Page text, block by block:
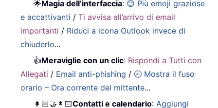
🌟Magia dell’interfaccia: 😊 Più emoji graziose
e accattivanti /Ti avvisa all’arrivo di email
importanti / Riduci a icona Outlook invece di
chiuderlo...
👍Meraviglie con un clic: Rispondi a Tutti con
Allegati / Email anti-phishing / 🕘 Mostra il fuso
orario – Ora corrente del mittente...
👩🏼‍🤝‍👩🏻Contatti e calendario:Aggiungi